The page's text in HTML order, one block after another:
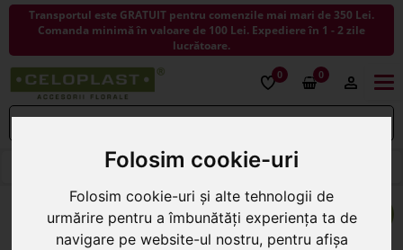
Folosim cookie-uri
Folosim cookie-uri și alte tehnologii de
urmărire pentru a îmbunătăți experiența ta de
navigare pe website-ul nostru, pentru afișa
Transportul este GRATUIT pentru comenzile mai mari de 350 Lei.
Comanda minimă în valoare de 100 Lei. Expediere în 1 - 2 zile
lucrătoare.
0 0
< ÎNAPOI LA BURETE PENTRU FLORI